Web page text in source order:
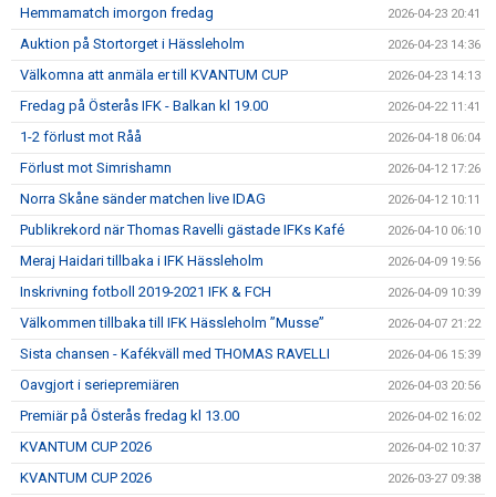
Hemmamatch imorgon fredag 2026-04-23 20:41
Auktion på Stortorget i Hässleholm 2026-04-23 14:36
Välkomna att anmäla er till KVANTUM CUP 2026-04-23 14:13
Fredag på Österås IFK - Balkan kl 19.00 2026-04-22 11:41
1-2 förlust mot Råå 2026-04-18 06:04
Förlust mot Simrishamn 2026-04-12 17:26
Norra Skåne sänder matchen live IDAG 2026-04-12 10:11
Publikrekord när Thomas Ravelli gästade IFKs Kafé 2026-04-10 06:10
Meraj Haidari tillbaka i IFK Hässleholm 2026-04-09 19:56
Inskrivning fotboll 2019-2021 IFK & FCH 2026-04-09 10:39
Välkommen tillbaka till IFK Hässleholm ”Musse” 2026-04-07 21:22
Sista chansen - Kafékväll med THOMAS RAVELLI 2026-04-06 15:39
Oavgjort i seriepremiären 2026-04-03 20:56
Premiär på Österås fredag kl 13.00 2026-04-02 16:02
KVANTUM CUP 2026 2026-04-02 10:37
KVANTUM CUP 2026 2026-03-27 09:38